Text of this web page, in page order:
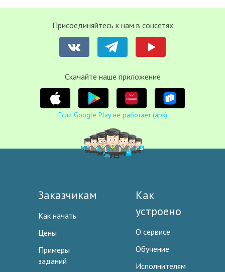
Присоединяйтесь к нам в соцсетях
Cкачайте наше приложение
Если Google Play не работает (apk)
Заказчикам
Как начать
Цены
Примеры
заданий
Как
устроено
О сервисе
Обучение
Исполнителям